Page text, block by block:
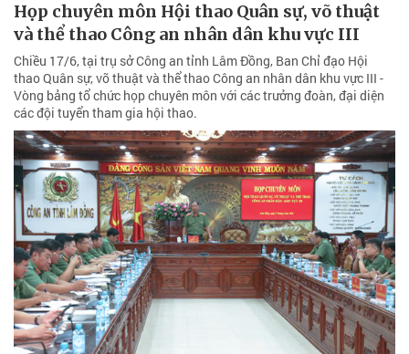
Họp chuyên môn Hội thao Quân sự, võ thuật
và thể thao Công an nhân dân khu vực III
Chiều 17/6, tại trụ sở Công an tỉnh Lâm Đồng, Ban Chỉ đạo Hội
thao Quân sự, võ thuật và thể thao Công an nhân dân khu vực III -
Vòng bảng tổ chức họp chuyên môn với các trưởng đoàn, đại diện
các đội tuyển tham gia hội thao.